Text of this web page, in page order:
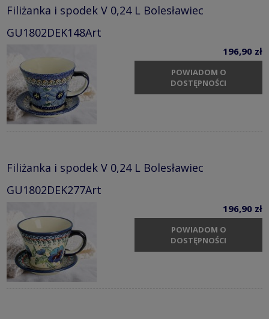
Filiżanka i spodek V 0,24 L Bolesławiec
GU1802DEK148Art
196,90 zł
POWIADOM O
DOSTĘPNOŚCI
Filiżanka i spodek V 0,24 L Bolesławiec
GU1802DEK277Art
196,90 zł
POWIADOM O
DOSTĘPNOŚCI